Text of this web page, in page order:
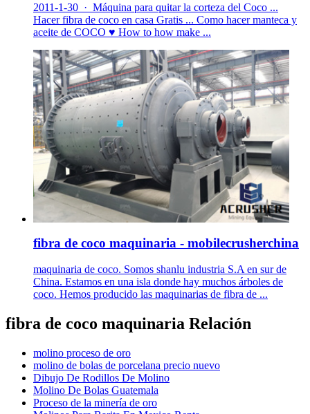
2011-1-30 · Máquina para quitar la corteza del Coco ...
Hacer fibra de coco en casa Gratis ... Como hacer manteca y
aceite de COCO ♥ How to how make ...
fibra de coco maquinaria - mobilecrusherchina
maquinaria de coco. Somos shanlu industria S.A en sur de
China. Estamos en una isla donde hay muchos árboles de
coco. Hemos producido las maquinarias de fibra de ...
fibra de coco maquinaria Relación
molino proceso de oro
molino de bolas de porcelana precio nuevo
Dibujo De Rodillos De Molino
Molino De Bolas Guatemala
Proceso de la minería de oro